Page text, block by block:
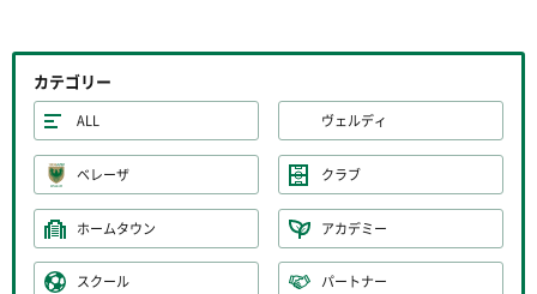
カテゴリー
ALL ヴェルディ
ベレーザ クラブ
ホームタウン アカデミー
スクール パートナー